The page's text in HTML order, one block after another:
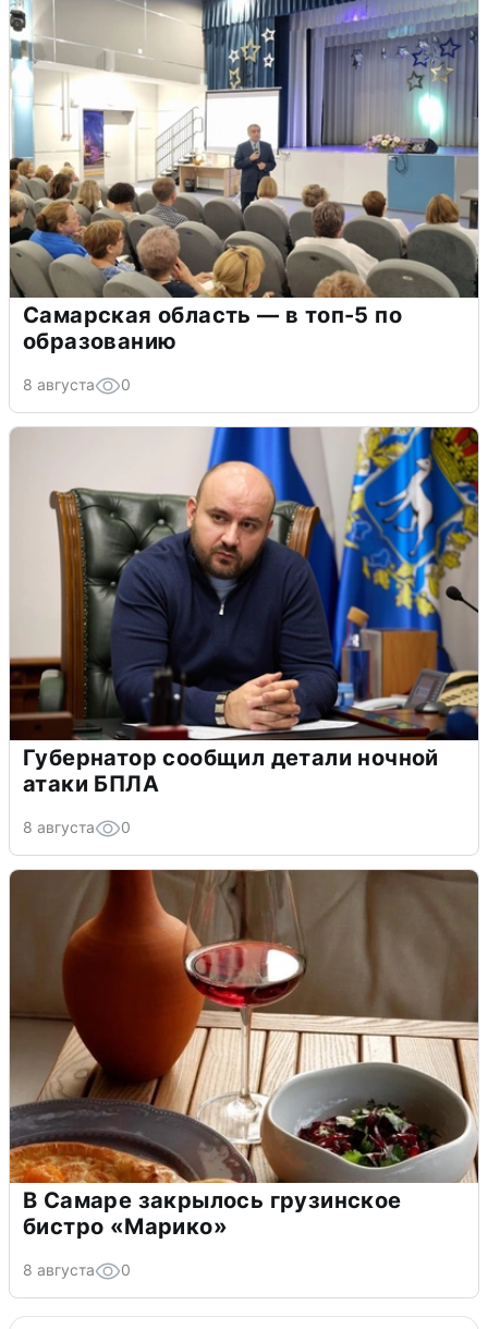
Самарская область — в топ-5 по
образованию
8 августа 0
Губернатор сообщил детали ночной
атаки БПЛА
8 августа 0
В Самаре закрылось грузинское
бистро «Марико»
8 августа 0